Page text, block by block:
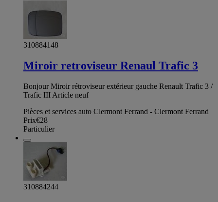
310884148
Miroir retroviseur Renaul Trafic 3
Bonjour Miroir rétroviseur extérieur gauche Renault Trafic 3 /
Trafic III Article neuf
Pièces et services auto Clermont Ferrand - Clermont Ferrand
Prix€28
Particulier
310884244